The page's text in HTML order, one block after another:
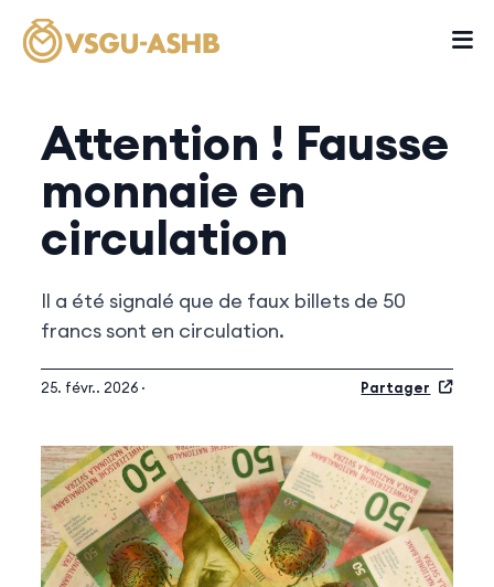
Attention ! Fausse
monnaie en
circulation
Il a été signalé que de faux billets de 50
francs sont en circulation.
25. févr.. 2026 · Partager